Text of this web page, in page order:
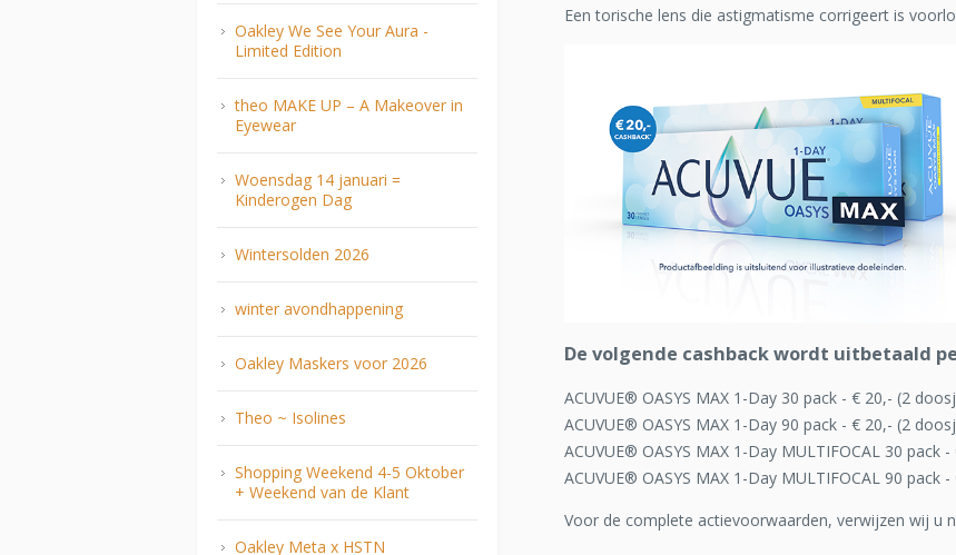
Een torische lens die astigmatisme corrigeert is
De volgende cashback wordt uitbetaald
ACUVUE® OASYS MAX 1-Day 30 pack - € 20,- (2
ACUVUE® OASYS MAX 1-Day 90 pack - € 20,- (2
ACUVUE® OASYS MAX 1-Day MULTIFOCAL 30 pack
ACUVUE® OASYS MAX 1-Day MULTIFOCAL 90 pack
Voor de complete actievoorwaarden, verwijzen wij u
Oakley We See Your Aura -
Limited Edition
theo MAKE UP – A Makeover in
Eyewear
Woensdag 14 januari =
Kinderogen Dag
Wintersolden 2026
winter avondhappening
Oakley Maskers voor 2026
Theo ~ Isolines
Shopping Weekend 4-5 Oktober
+ Weekend van de Klant
Oakley Meta x HSTN